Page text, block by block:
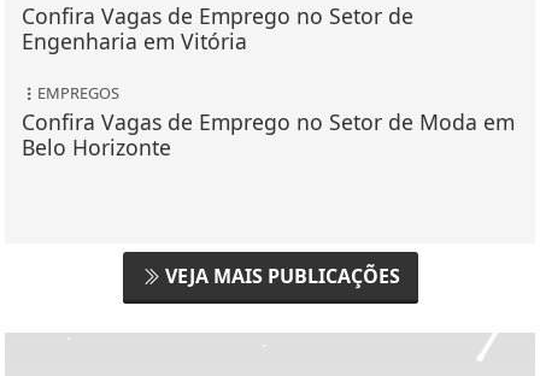
Confira Vagas de Emprego no Setor de
Engenharia em Vitória
EMPREGOS
Confira Vagas de Emprego no Setor de Moda em
Belo Horizonte
VEJA MAIS PUBLICAÇÕES